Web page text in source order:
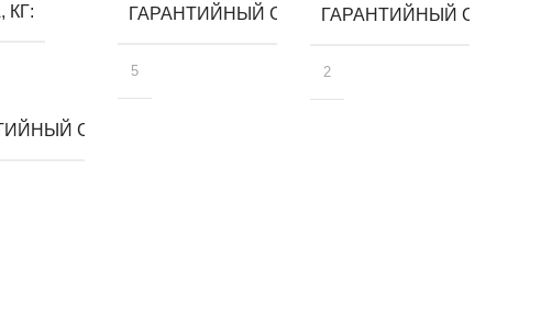
КГ
СРОК, ЛЕТ
ГАРАНТИЙНЫЙ СРОК, ЛЕТ
5
ГАРАНТИЙНЫЙ СРОК,
2